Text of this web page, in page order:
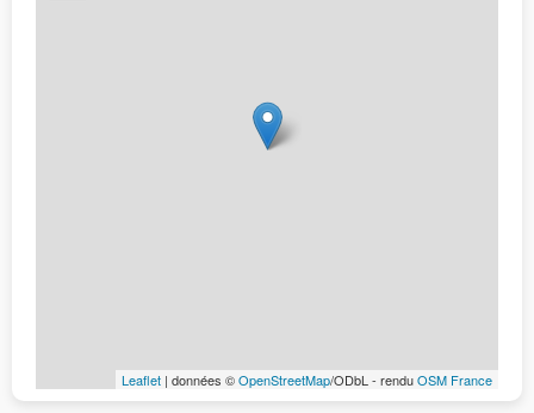
Leaflet | données ©OpenStreetMap/ODbL - renduOSM France